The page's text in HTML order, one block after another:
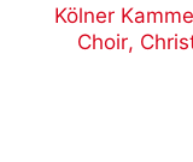
Kölner
Choir,